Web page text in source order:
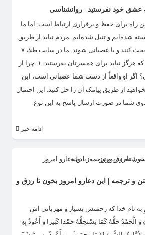
عشق خود نفرستید | روانشناسی
راه برای حفظ و برقراری ارتباط است. اما ما
شده‌ایم و تنبل شده‌ایم. مردم نباید از طریق
پیامک در مورد مشکلات بحث‌ کنند و یا عصبانی شوند. ما در سایت طلا، ۷
پیام متنی برایتان آوردیم که هرگز نباید برای همسرتان بفرستید. ۱. چرا از
او واقعاً از دست شما عصبانی است، این
از طریق پیامک آن را حل کنید. این احتمال
شما در صورت ارسال پاسخ به این نوع
ادامه خبر
و ترجمه | این دعارو امروز بخون تا رزق و
به نام خدا که رحمتش بسیار و مهربانی اش
الْحَمْدُ حَقُّهُ کَمَا یَسْتَحِقُّهُ حَمْدا کَثِیرا وَ أَعُوذُ بِهِ